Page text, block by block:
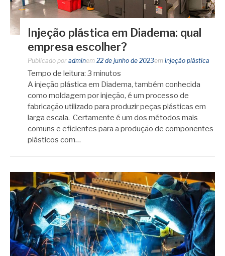
Injeção plástica em Diadema: qual
empresa escolher?
Publicado por adminem 22 de junho de 2023em injeção plástica
Tempo de leitura: 3 minutos
A injeção plástica em Diadema, também conhecida
como moldagem por injeção, é um processo de
fabricação utilizado para produzir peças plásticas em
larga escala. Certamente é um dos métodos mais
comuns e eficientes para a produção de componentes
plásticos com…